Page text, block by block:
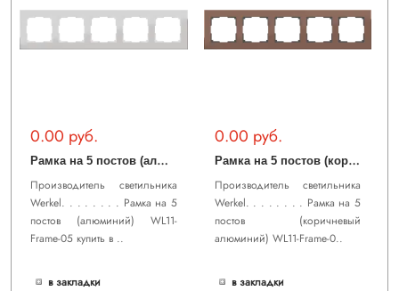
0.00 руб.
Р
амка на 5 постов (алюминий) WL11-Frame-05
Производитель светильника
Werkel. . . . . . . . Рамка на 5
постов (алюминий) WL11-
Frame-05 купить в ..
в закладки
0.00 руб.
Р
амка на 5 постов (коричневый алюминий) WL11-Frame-05
Производитель светильника
Werkel. . . . . . . . Рамка на 5
постов (коричневый
алюминий) WL11-Frame-0..
в закладки